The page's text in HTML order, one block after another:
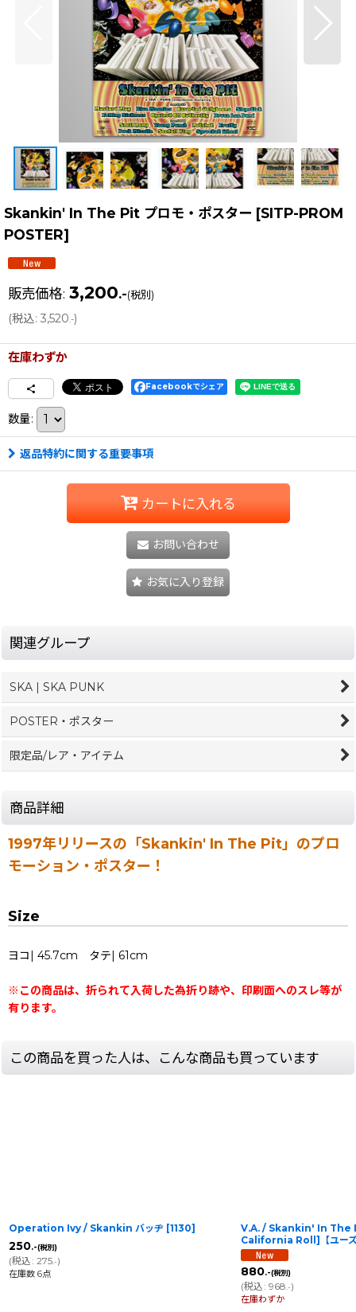
Skankin' In The Pit プロモ・ポスター [SITP-PROM
POSTER]
販売価格: 3,200.-(税別)
(税込: 3,520.-)
在庫わずか
Facebookでシェア
数量:
返品特約に関する重要事項
カートに入れる
お問い合わせ
お気に入り登録
関連グループ
SKA | SKA PUNK
POSTER・ポスター
限定品/レア・アイテム
商品詳細
1997年リリースの「Skankin' In The Pit」のプロ
モーション・ポスター！
Size
ヨコ| 45.7cm タテ| 61cm
※この商品は、折られて入荷した為折り跡や、印刷面へのスレ等が
有ります。
この商品を買った人は、こんな商品も買っています
Operation Ivy / Skankin バッヂ [1130]
250.-(税別)
(税込: 275.-)
在庫数 6点
V.A. / Skankin' In The
California Roll]【ユー
880.-(税別)
(税込: 968 .-)
在庫わずか